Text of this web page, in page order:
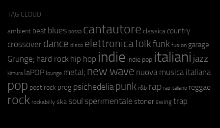
TAG CLOUD
ambient beat blues bossa cantautore classica country
crossover dance disco elettronicafolkfunk fusion garage
Grunge; hard rock hip hop indie indie pop italiani jazz
kimura laPOP lounge metal; new wave nuova musica italiana
pop post rock prog psichedeliapunk r&b rap rap italiano reggae
rock rockabilly ska soul sperimentale stoner swing trap